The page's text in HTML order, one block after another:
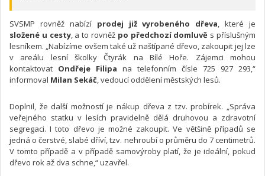
SVSMP rovněž nabízí prodej již vyrobeného dřeva, které je
složené u cesty, a to rovněž po předchozí domluvě s příslušným
lesníkem. „Nabízíme ovšem také už naštípané dřevo, zakoupit jej lze
v areálu lesní školky Čtyrák na Bílé Hoře. Zájemci mohou
kontaktovat Ondřeje Filipa na telefonním čísle 725 927 293,“
informoval Milan Sekáč, vedoucí oddělení městských lesů.
Doplnil, že další možností je nákup dřeva z tzv. probírek. „Správa
veřejného statku v lesích pravidelně dělá druhovou a zdravotní
segregaci. I toto dřevo je možné zakoupit. Ve většině případů se
jedná o čerstvé, slabé dříví, tzv. nehroubí o průměru do 7 centimetrů.
V tomto případě a v případě samovýroby platí, že je ideální, pokud
dřevo rok až dva schne,“ uzavřel.